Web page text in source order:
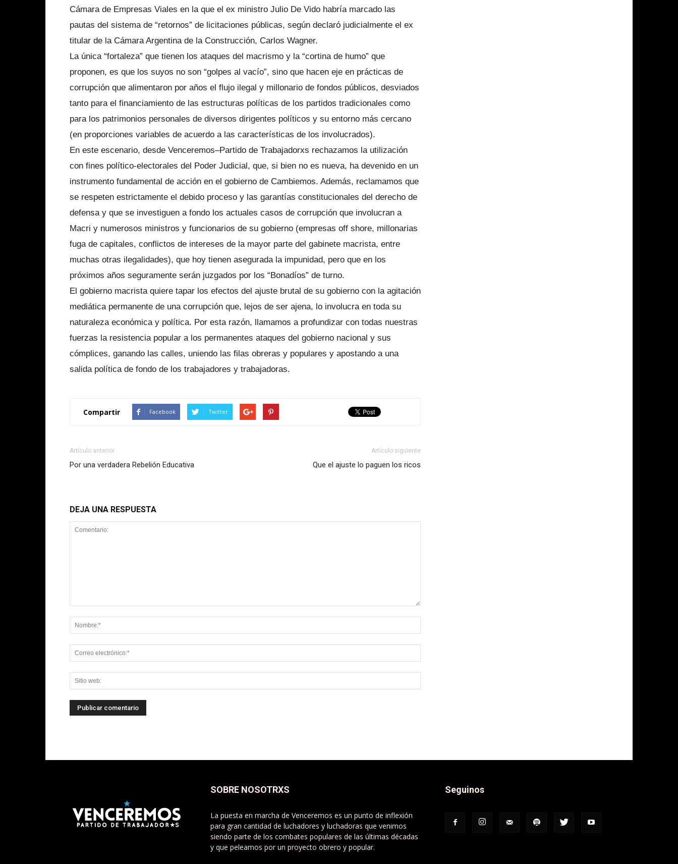
Cámara de Empresas Viales en la que el ex ministro Julio De Vido habría marcado las
pautas del sistema de “retornos” de licitaciones públicas, según declaró judicialmente el ex
titular de la Cámara Argentina de la Construcción, Carlos Wagner.
La única “fortaleza” que tienen los ataques del macrismo y la “cortina de humo” que
proponen, es que los suyos no son “golpes al vacío”, sino que hacen eje en prácticas de
corrupción que alimentaron por años el flujo ilegal y millonario de fondos públicos, desviados
tanto para el financiamiento de las estructuras políticas de los partidos tradicionales como
para los patrimonios personales de diversos dirigentes políticos y su entorno más cercano
(en proporciones variables de acuerdo a las características de los involucrados).
En este escenario, desde Venceremos–Partido de Trabajadorxs rechazamos la utilización
con fines político-electorales del Poder Judicial, que, si bien no es nueva, ha devenido en un
instrumento fundamental de acción en el gobierno de Cambiemos. Además, reclamamos que
se respeten estrictamente el debido proceso y las garantías constitucionales del derecho de
defensa y que se investiguen a fondo los actuales casos de corrupción que involucran a
Macri y numerosos ministros y funcionarios de su gobierno (empresas off shore, millonarias
fuga de capitales, conflictos de intereses de la mayor parte del gabinete macrista, entre
muchas otras ilegalidades), que hoy tienen asegurada la impunidad, pero que en los
próximos años seguramente serán juzgados por los “Bonadíos” de turno.
El gobierno macrista quiere tapar los efectos del ajuste brutal de su gobierno con la agitación
mediática permanente de una corrupción que, lejos de ser ajena, lo involucra en toda su
naturaleza económica y política. Por esta razón, llamamos a profundizar con todas nuestras
fuerzas la resistencia popular a los permanentes ataques del gobierno nacional y sus
cómplices, ganando las calles, uniendo las filas obreras y populares y apostando a una
salida política de fondo de los trabajadores y trabajadoras.
Compartir Facebook Twitter
Artículo anterior
Por una verdadera Rebelión Educativa
Artículo siguiente
Que el ajuste lo paguen los ricos
DEJA UNA RESPUESTA
SOBRE NOSOTRXS
La puesta en marcha de Venceremos es un punto de inflexión
para gran cantidad de luchadores y luchadoras que venimos
siendo parte de los combates populares de las últimas décadas
y que peleamos por un proyecto obrero y popular.
Seguinos